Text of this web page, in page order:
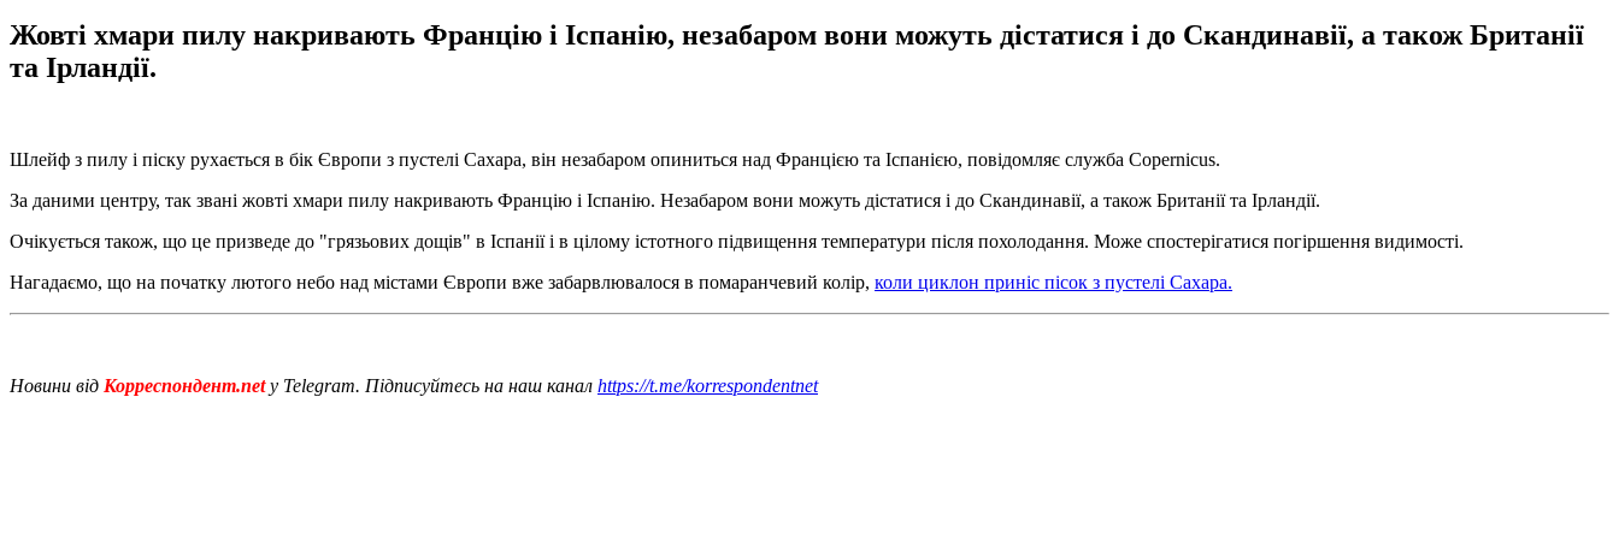
Жовті хмари пилу накривають Францію і Іспанію, незабаром вони можуть дістатися і до Скандинавії, а також Британії
та Ірландії.
Шлейф з пилу і піску рухається в бік Європи з пустелі Сахара, він незабаром опиниться над Францією та Іспанією, повідомляє служба Copernicus.
За даними центру, так звані жовті хмари пилу накривають Францію і Іспанію. Незабаром вони можуть дістатися і до Скандинавії, а також Британії та Ірландії.
Очікується також, що це призведе до "грязьових дощів" в Іспанії і в цілому істотного підвищення температури після похолодання. Може спостерігатися погіршення видимості.
Нагадаємо, що на початку лютого небо над містами Європи вже забарвлювалося в помаранчевий колір, коли циклон приніс пісок з пустелі Сахара.
Новини від Корреспондент.netу Telegram. Підписуйтесь на наш канал https://t.me/korrespondentnet